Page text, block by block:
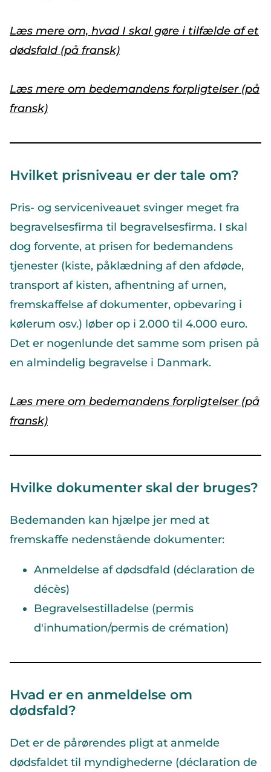
Læs mere om, hvad I skal gøre i tilfælde af et
dødsfald (på fransk)
Læs mere om bedemandens forpligtelser (på
fransk)
Hvilket prisniveau er der tale om?
Pris- og serviceniveauet svinger meget fra
begravelsesfirma til begravelsesfirma. I skal
dog forvente, at prisen for bedemandens
tjenester (kiste, påklædning af den afdøde,
transport af kisten, afhentning af urnen,
fremskaffelse af dokumenter, opbevaring i
kølerum osv.) løber op i 2.000 til 4.000 euro.
Det er nogenlunde det samme som prisen på
en almindelig begravelse i Danmark.
Læs mere om bedemandens forpligtelser (på
fransk)
Hvilke dokumenter skal der bruges?
Bedemanden kan hjælpe jer med at
fremskaffe nedenstående dokumenter:
Anmeldelse af dødsdfald (déclaration de
décès)
Begravelsestilladelse (permis
d'inhumation/permis de crémation)
Hvad er en anmeldelse om
dødsfald?
Det er de pårørendes pligt at anmelde
dødsfaldet til myndighederne (déclaration de